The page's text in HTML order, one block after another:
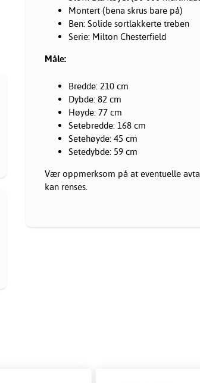
Montert (bena skrus bare på)
Ben: Solide sortlakkerte treben
Serie: Milton Chesterfield
Måle:
Bredde: 210 cm
Dybde: 82 cm
Høyde: 77 cm
Setebredde: 168 cm
Setehøyde: 45 cm
Setedybde: 59 cm
Vær oppmerksom på at eventuelle
kan renses.